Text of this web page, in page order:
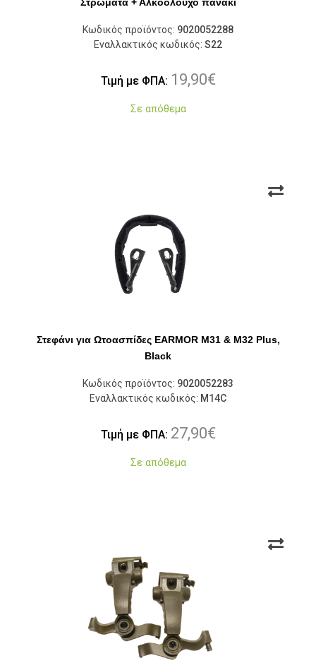
Κωδικός προϊόντος: 9020052288
Εναλλακτικός κωδικός: S22
Τιμή με ΦΠΑ: 19,90€
Σε απόθεμα
Στεφάνι για Ωτοασπίδες EARMOR M31 & M32 Plus,
Black
Κωδικός προϊόντος: 9020052283
Εναλλακτικός κωδικός: M14C
Τιμή με ΦΠΑ: 27,90€
Σε απόθεμα